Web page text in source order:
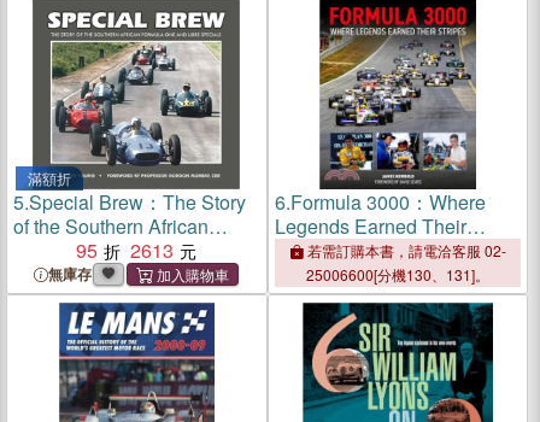
滿額折
5.Special Brew：The Story
of the Southern African
Formula One and Libre
Specials
95 2613
無庫存
6.Formula 3000：Where
Legends Earned Their
Stripes
若需訂購本書，請電洽客服 02-
25006600[分機130、131]。